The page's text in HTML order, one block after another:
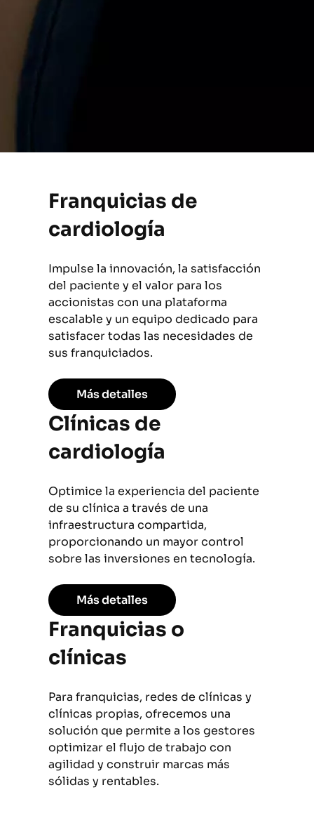
Franquicias de
cardiología
Impulse la innovación, la satisfacción
del paciente y el valor para los
accionistas con una plataforma
escalable y un equipo dedicado para
satisfacer todas las necesidades de
sus franquiciados.
Más detalles
Clínicas de
cardiología
Optimice la experiencia del paciente
de su clínica a través de una
infraestructura compartida,
proporcionando un mayor control
sobre las inversiones en tecnología.
Más detalles
Franquicias o
clínicas
Para franquicias, redes de clínicas y
clínicas propias, ofrecemos una
solución que permite a los gestores
optimizar el flujo de trabajo con
agilidad y construir marcas más
sólidas y rentables.